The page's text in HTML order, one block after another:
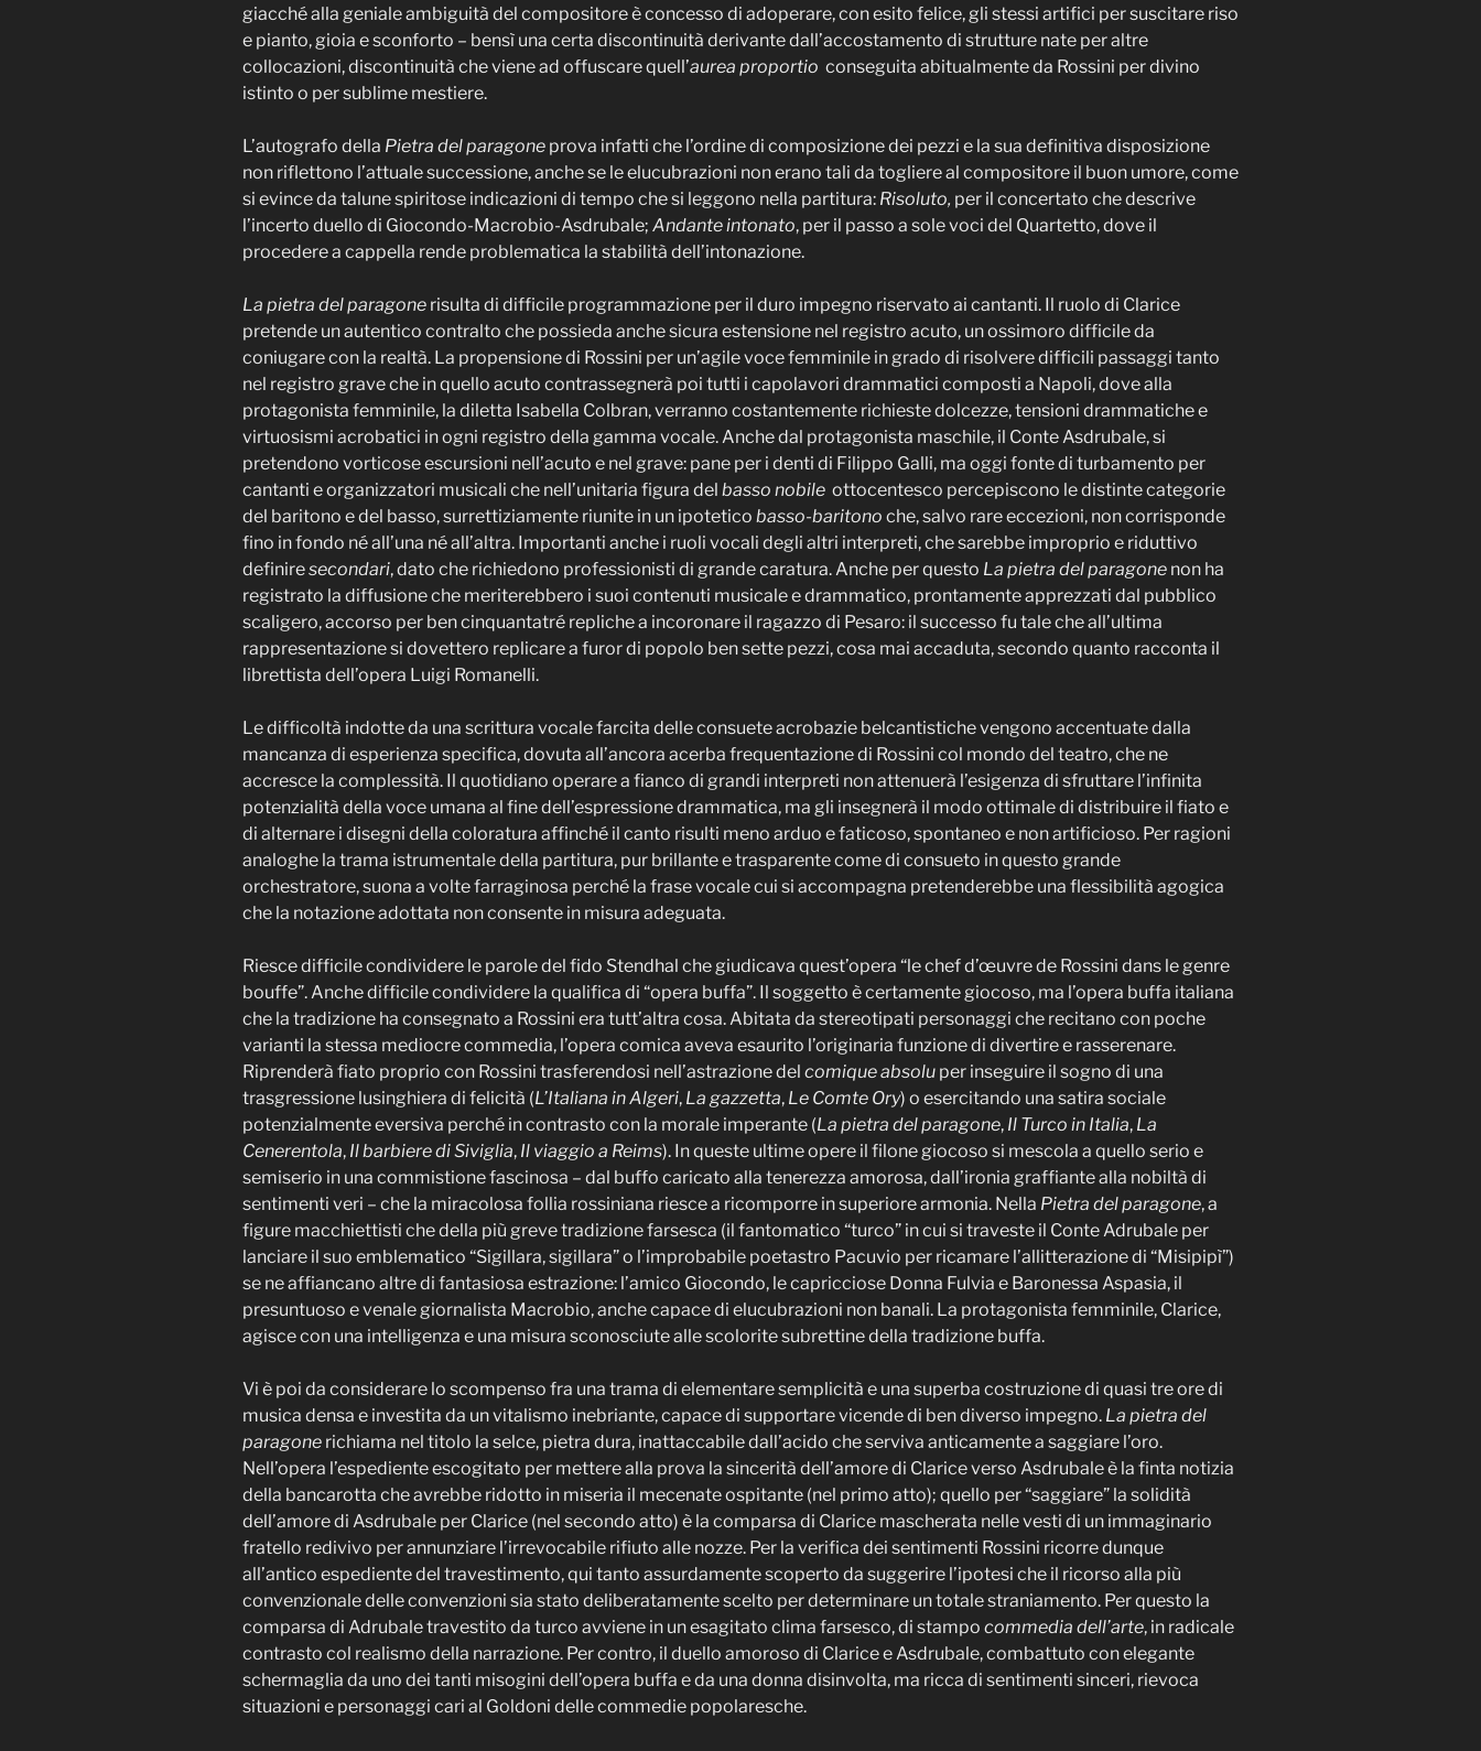
giacché alla geniale ambiguità del compositore è concesso di adoperare, con esito felice, gli stessi artifici per suscitare riso
e pianto, gioia e sconforto – bensì una certa discontinuità derivante dall’accostamento di strutture nate per altre
collocazioni, discontinuità che viene ad offuscare quell’aurea proportio conseguita abitualmente da Rossini per divino
istinto o per sublime mestiere.
L’autografo della Pietra del paragone prova infatti che l’ordine di composizione dei pezzi e la sua definitiva disposizione
non riflettono l’attuale successione, anche se le elucubrazioni non erano tali da togliere al compositore il buon umore, come
si evince da talune spiritose indicazioni di tempo che si leggono nella partitura: Risoluto, per il concertato che descrive
l’incerto duello di Giocondo-Macrobio-Asdrubale; Andante intonato, per il passo a sole voci del Quartetto, dove il
procedere a cappella rende problematica la stabilità dell’intonazione.
La pietra del paragone risulta di difficile programmazione per il duro impegno riservato ai cantanti. Il ruolo di Clarice
pretende un autentico contralto che possieda anche sicura estensione nel registro acuto, un ossimoro difficile da
coniugare con la realtà. La propensione di Rossini per un’agile voce femminile in grado di risolvere difficili passaggi tanto
nel registro grave che in quello acuto contrassegnerà poi tutti i capolavori drammatici composti a Napoli, dove alla
protagonista femminile, la diletta Isabella Colbran, verranno costantemente richieste dolcezze, tensioni drammatiche e
virtuosismi acrobatici in ogni registro della gamma vocale. Anche dal protagonista maschile, il Conte Asdrubale, si
pretendono vorticose escursioni nell’acuto e nel grave: pane per i denti di Filippo Galli, ma oggi fonte di turbamento per
cantanti e organizzatori musicali che nell’unitaria figura del basso nobile ottocentesco percepiscono le distinte categorie
del baritono e del basso, surrettiziamente riunite in un ipotetico basso-baritono che, salvo rare eccezioni, non corrisponde
fino in fondo né all’una né all’altra. Importanti anche i ruoli vocali degli altri interpreti, che sarebbe improprio e riduttivo
definiresecondari, dato che richiedono professionisti di grande caratura. Anche per questo La pietra del paragone non ha
registrato la diffusione che meriterebbero i suoi contenuti musicale e drammatico, prontamente apprezzati dal pubblico
scaligero, accorso per ben cinquantatré repliche a incoronare il ragazzo di Pesaro: il successo fu tale che all’ultima
rappresentazione si dovettero replicare a furor di popolo ben sette pezzi, cosa mai accaduta, secondo quanto racconta il
librettista dell’opera Luigi Romanelli.
Le difficoltà indotte da una scrittura vocale farcita delle consuete acrobazie belcantistiche vengono accentuate dalla
mancanza di esperienza specifica, dovuta all’ancora acerba frequentazione di Rossini col mondo del teatro, che ne
accresce la complessità. Il quotidiano operare a fianco di grandi interpreti non attenuerà l’esigenza di sfruttare l’infinita
potenzialità della voce umana al fine dell’espressione drammatica, ma gli insegnerà il modo ottimale di distribuire il fiato e
di alternare i disegni della coloratura affinché il canto risulti meno arduo e faticoso, spontaneo e non artificioso. Per ragioni
analoghe la trama istrumentale della partitura, pur brillante e trasparente come di consueto in questo grande
orchestratore, suona a volte farraginosa perché la frase vocale cui si accompagna pretenderebbe una flessibilità agogica
che la notazione adottata non consente in misura adeguata.
Riesce difficile condividere le parole del fido Stendhal che giudicava quest’opera “le chef d’œuvre de Rossini dans le genre
bouffe”. Anche difficile condividere la qualifica di “opera buffa”. Il soggetto è certamente giocoso, ma l’opera buffa italiana
che la tradizione ha consegnato a Rossini era tutt’altra cosa. Abitata da stereotipati personaggi che recitano con poche
varianti la stessa mediocre commedia, l’opera comica aveva esaurito l’originaria funzione di divertire e rasserenare.
Riprenderà fiato proprio con Rossini trasferendosi nell’astrazione del comique absolu per inseguire il sogno di una
trasgressione lusinghiera di felicità (L’Italiana in Algeri, La gazzetta, Le Comte Ory) o esercitando una satira sociale
potenzialmente eversiva perché in contrasto con la morale imperante (La pietra del paragone, Il Turco in Italia, La
Cenerentola, Il barbiere di Siviglia, Il viaggio a Reims). In queste ultime opere il filone giocoso si mescola a quello serio e
semiserio in una commistione fascinosa – dal buffo caricato alla tenerezza amorosa, dall’ironia graffiante alla nobiltà di
sentimenti veri – che la miracolosa follia rossiniana riesce a ricomporre in superiore armonia. Nella Pietra del paragone, a
figure macchiettisti che della più greve tradizione farsesca (il fantomatico “turco” in cui si traveste il Conte Adrubale per
lanciare il suo emblematico “Sigillara, sigillara” o l’improbabile poetastro Pacuvio per ricamare l’allitterazione di “Misipipì”)
se ne affiancano altre di fantasiosa estrazione: l’amico Giocondo, le capricciose Donna Fulvia e Baronessa Aspasia, il
presuntuoso e venale giornalista Macrobio, anche capace di elucubrazioni non banali. La protagonista femminile, Clarice,
agisce con una intelligenza e una misura sconosciute alle scolorite subrettine della tradizione buffa.
Vi è poi da considerare lo scompenso fra una trama di elementare semplicità e una superba costruzione di quasi tre ore di
musica densa e investita da un vitalismo inebriante, capace di supportare vicende di ben diverso impegno. La pietra del
paragone richiama nel titolo la selce, pietra dura, inattaccabile dall’acido che serviva anticamente a saggiare l’oro.
Nell’opera l’espediente escogitato per mettere alla prova la sincerità dell’amore di Clarice verso Asdrubale è la finta notizia
della bancarotta che avrebbe ridotto in miseria il mecenate ospitante (nel primo atto); quello per “saggiare” la solidità
dell’amore di Asdrubale per Clarice (nel secondo atto) è la comparsa di Clarice mascherata nelle vesti di un immaginario
fratello redivivo per annunziare l’irrevocabile rifiuto alle nozze. Per la verifica dei sentimenti Rossini ricorre dunque
all’antico espediente del travestimento, qui tanto assurdamente scoperto da suggerire l’ipotesi che il ricorso alla più
convenzionale delle convenzioni sia stato deliberatamente scelto per determinare un totale straniamento. Per questo la
comparsa di Adrubale travestito da turco avviene in un esagitato clima farsesco, di stampo commedia dell’arte, in radicale
contrasto col realismo della narrazione. Per contro, il duello amoroso di Clarice e Asdrubale, combattuto con elegante
schermaglia da uno dei tanti misogini dell’opera buffa e da una donna disinvolta, ma ricca di sentimenti sinceri, rievoca
situazioni e personaggi cari al Goldoni delle commedie popolaresche.